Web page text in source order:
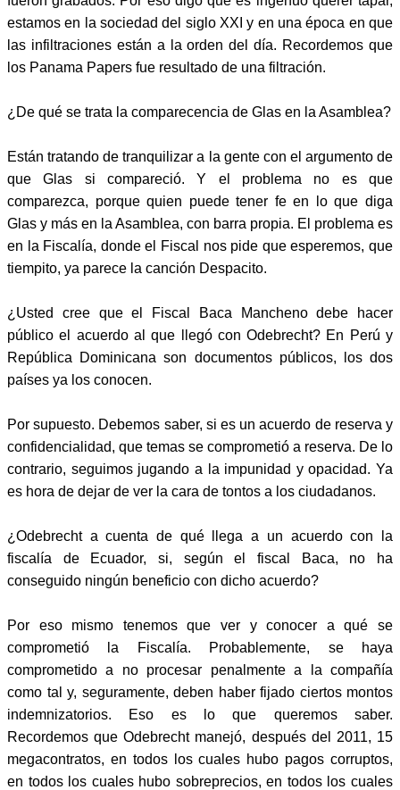
estamos en la sociedad del siglo XXI y en una época en que
las infiltraciones están a la orden del día. Recordemos que
los Panama Papers fue resultado de una filtración.
¿De qué se trata la comparecencia de Glas en la Asamblea?
Están tratando de tranquilizar a la gente con el argumento de
que Glas si compareció. Y el problema no es que
comparezca, porque quien puede tener fe en lo que diga
Glas y más en la Asamblea, con barra propia. El problema es
en la Fiscalía, donde el Fiscal nos pide que esperemos, que
tiempito, ya parece la canción Despacito.
¿Usted cree que el Fiscal Baca Mancheno debe hacer
público el acuerdo al que llegó con Odebrecht? En Perú y
República Dominicana son documentos públicos, los dos
países ya los conocen.
Por supuesto. Debemos saber, si es un acuerdo de reserva y
confidencialidad, que temas se comprometió a reserva. De lo
contrario, seguimos jugando a la impunidad y opacidad. Ya
es hora de dejar de ver la cara de tontos a los ciudadanos.
¿Odebrecht a cuenta de qué llega a un acuerdo con la
fiscalía de Ecuador, si, según el fiscal Baca, no ha
conseguido ningún beneficio con dicho acuerdo?
Por eso mismo tenemos que ver y conocer a qué se
comprometió la Fiscalía. Probablemente, se haya
comprometido a no procesar penalmente a la compañía
como tal y, seguramente, deben haber fijado ciertos montos
indemnizatorios. Eso es lo que queremos saber.
Recordemos que Odebrecht manejó, después del 2011, 15
megacontratos, en todos los cuales hubo pagos corruptos,
en todos los cuales hubo sobreprecios, en todos los cuales